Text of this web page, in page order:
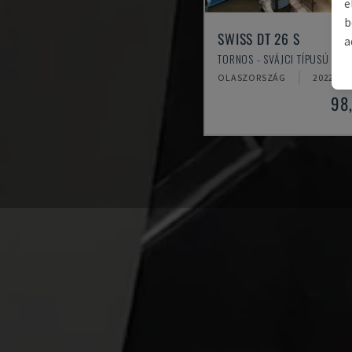
SWISS DT 26 S
TORNOS - SVÁJCI TÍPUSÚ
OLASZORSZÁG 2022